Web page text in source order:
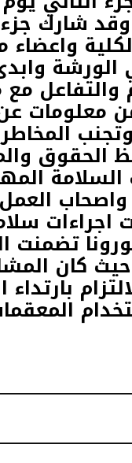
22/7/2020 وقد
الورشة
والتفاعل
معلومات
الحقوق
واصحاب
اجراءات
تضمنت
كان
بارتداء